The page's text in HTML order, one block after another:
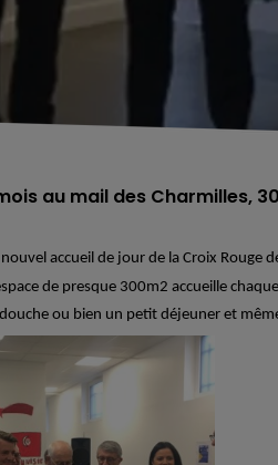
au mail des Charmilles,
accueil de jour de la Croix Rouge
de presque 300m2 accueille
ou bien un petit déjeuner et